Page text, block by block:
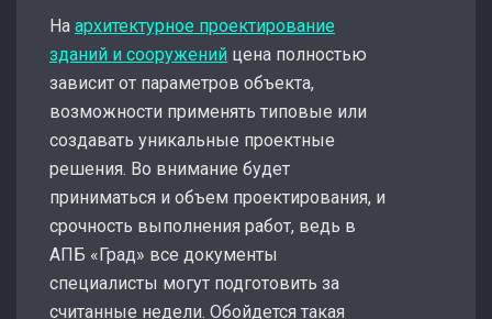
На архитектурное проектирование
зданий и сооружений цена полностью
зависит от параметров объекта,
возможности применять типовые или
создавать уникальные проектные
решения. Во внимание будет
приниматься и объем проектирования, и
срочность выполнения работ, ведь в
АПБ «Град» все документы
специалисты могут подготовить за
считанные недели. Обойдется такая